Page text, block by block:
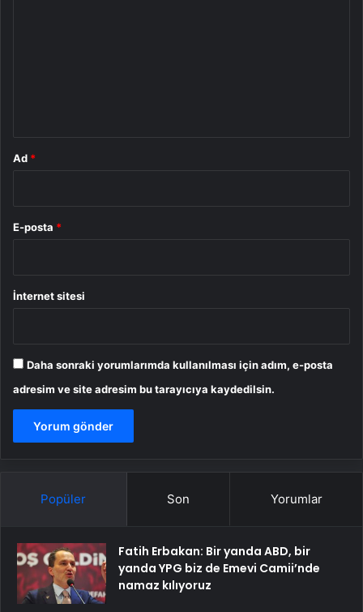
Ad *
E-posta *
İnternet sitesi
Daha sonraki yorumlarımda kullanılması için adım, e-posta
adresim ve site adresim bu tarayıcıya kaydedilsin.
Popüler Son Yorumlar
Fatih Erbakan: Bir yanda ABD, bir
yanda YPG biz de Emevi Camii’nde
namaz kılıyoruz